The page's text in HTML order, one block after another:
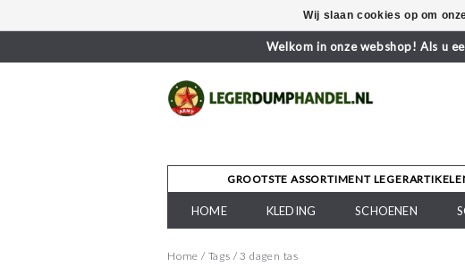
Welkom in onze webshop! Als u
GROOTSTE ASSORTIMENT
HOME KLEDING SCHOENEN
Home / Tags /3 dagen tas
Wij slaan cookies op om